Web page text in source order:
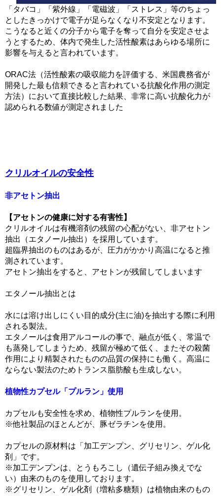
「タバコ」「紫外線」「電磁波」「ストレス」等のちょっ
としたきっかけで電子が足らなくなり不安定となります。
こうなると近くの分子から電子を奪って自分を安定させよ
うとするため、体内で発生した活性酸素はあらゆる場所に
影響を与えると言われています。
ORAC法（活性酸素の吸収能力を評価する、米国農務省が
開発した最も信頼できると言われている抗酸化作用の測定
方法）において直接比較した結果、非常に高い抗酸化力が
認められる数値が測定されました
クリルオイルの安全性
非アセトン抽出
【アセトンの健康に対する有害性】
クリルオイルは有機溶剤の残留の心配がない、非アセトン
抽出（エタノール抽出）を採用しています。
超臨界抽出のものはあるが、圧力がかかり高温になると推
測されています。
アセトン抽出をすると、アセトンが残留してしまいます
エタノール抽出とは
水には溶け出しにくい目的成分(主に油)を抽出する際に利用
される製法。
エタノールは食用アルコールの事で、融点が低く、常温で
も蒸発してしまうため、残留が極めて低く、またその殺菌
作用により精製されたものの品質の保持にも働く。高温に
ならない製法のためトランス脂肪酸も生成しない。
植物性カプセル「プルラン」使用
カプセルも安全性を求め、植物性プルランを使用。
※他社製品のほとんどが、豚ゼラチンを使用。
カプセルの原材料は「加工デンプン、グリセリン、ゲル化
剤」です。
※加工デンプンは、とうもろこし（遺伝子組み換えでな
い）由来のものを使用しております。
※グリセリン、ゲル化剤（増粘多糖類）は植物由来のもの